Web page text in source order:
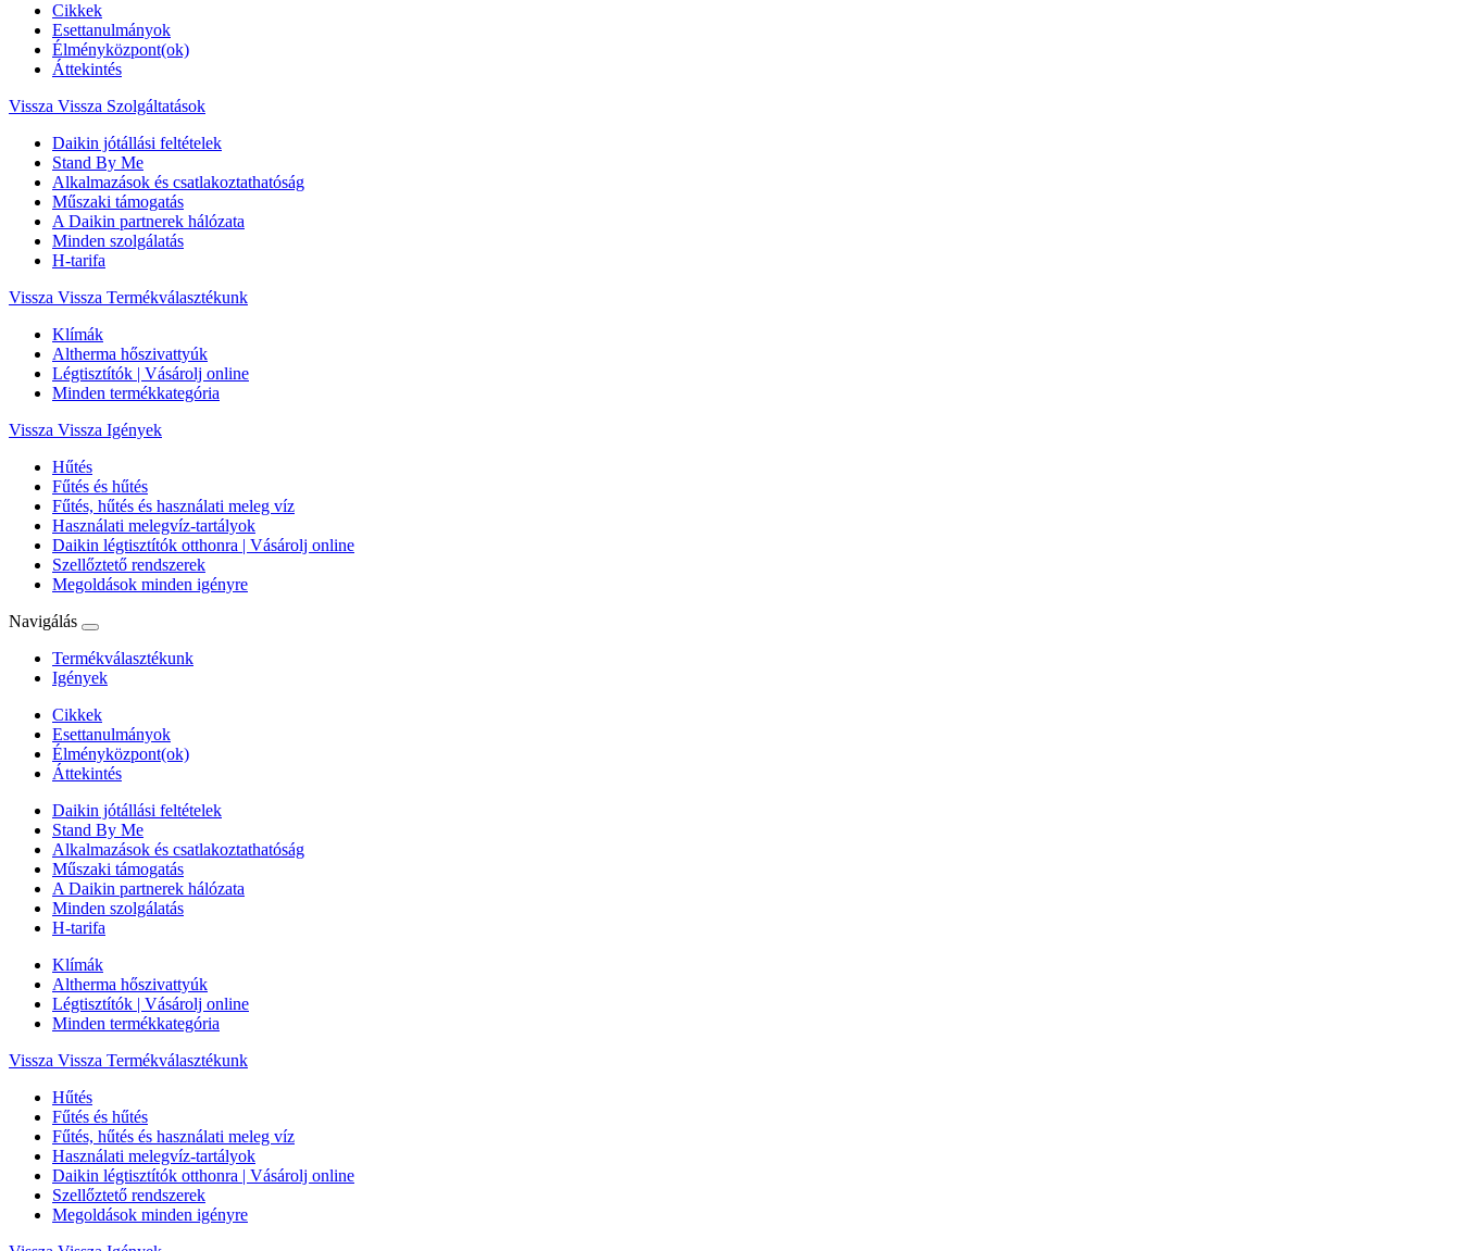
Cikkek
Esettanulmányok
Élményközpont(ok)
Áttekintés
Vissza Vissza Szolgáltatások
Daikin jótállási feltételek
Stand By Me
Alkalmazások és csatlakoztathatóság
Műszaki támogatás
A Daikin partnerek hálózata
Minden szolgálatás
H-tarifa
Vissza Vissza Termékválasztékunk
Klímák
Altherma hőszivattyúk
Légtisztítók | Vásárolj online
Minden termékkategória
Vissza Vissza Igények
Hűtés
Fűtés és hűtés
Fűtés, hűtés és használati meleg víz
Használati melegvíz-tartályok
Daikin légtisztítók otthonra | Vásárolj online
Szellőztető rendszerek
Megoldások minden igényre
Navigálás
Termékválasztékunk
Igények
Cikkek
Esettanulmányok
Élményközpont(ok)
Áttekintés
Daikin jótállási feltételek
Stand By Me
Alkalmazások és csatlakoztathatóság
Műszaki támogatás
A Daikin partnerek hálózata
Minden szolgálatás
H-tarifa
Klímák
Altherma hőszivattyúk
Légtisztítók | Vásárolj online
Minden termékkategória
Vissza Vissza Termékválasztékunk
Hűtés
Fűtés és hűtés
Fűtés, hűtés és használati meleg víz
Használati melegvíz-tartályok
Daikin légtisztítók otthonra | Vásárolj online
Szellőztető rendszerek
Megoldások minden igényre